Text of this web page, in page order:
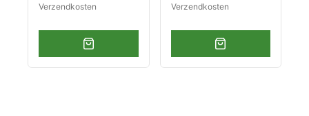
Verzendkosten
Verzendkosten